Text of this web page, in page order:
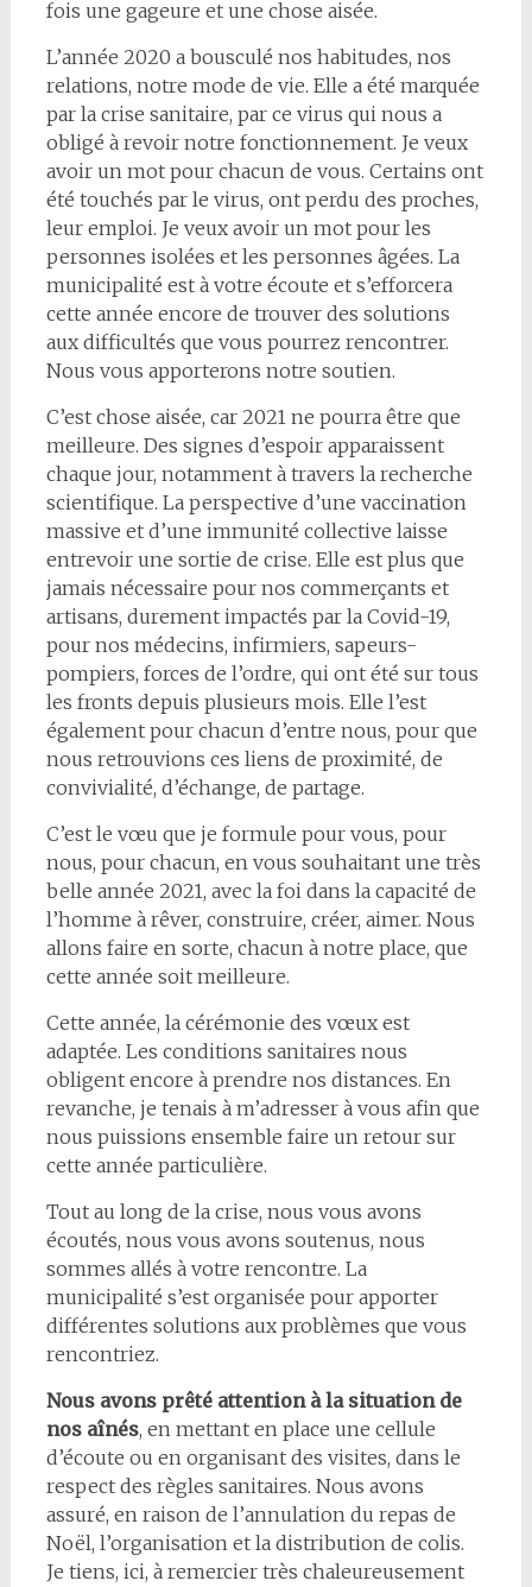
fois une gageure et une chose aisée.
L’année 2020 a bousculé nos habitudes, nos
relations, notre mode de vie. Elle a été marquée
par la crise sanitaire, par ce virus qui nous a
obligé à revoir notre fonctionnement. Je veux
avoir un mot pour chacun de vous. Certains ont
été touchés par le virus, ont perdu des proches,
leur emploi. Je veux avoir un mot pour les
personnes isolées et les personnes âgées. La
municipalité est à votre écoute et s’efforcera
cette année encore de trouver des solutions
aux difficultés que vous pourrez rencontrer.
Nous vous apporterons notre soutien.
C’est chose aisée, car 2021 ne pourra être que
meilleure. Des signes d’espoir apparaissent
chaque jour, notamment à travers la recherche
scientifique. La perspective d’une vaccination
massive et d’une immunité collective laisse
entrevoir une sortie de crise. Elle est plus que
jamais nécessaire pour nos commerçants et
artisans, durement impactés par la Covid-19,
pour nos médecins, infirmiers, sapeurs-
pompiers, forces de l’ordre, qui ont été sur tous
les fronts depuis plusieurs mois. Elle l’est
également pour chacun d’entre nous, pour que
nous retrouvions ces liens de proximité, de
convivialité, d’échange, de partage.
C’est le vœu que je formule pour vous, pour
nous, pour chacun, en vous souhaitant une très
belle année 2021, avec la foi dans la capacité de
l’homme à rêver, construire, créer, aimer. Nous
allons faire en sorte, chacun à notre place, que
cette année soit meilleure.
Cette année, la cérémonie des vœux est
adaptée. Les conditions sanitaires nous
obligent encore à prendre nos distances. En
revanche, je tenais à m’adresser à vous afin que
nous puissions ensemble faire un retour sur
cette année particulière.
Tout au long de la crise, nous vous avons
écoutés, nous vous avons soutenus, nous
sommes allés à votre rencontre. La
municipalité s’est organisée pour apporter
différentes solutions aux problèmes que vous
rencontriez.
Nous avons prêté attention à la situation de
nos aînés, en mettant en place une cellule
d’écoute ou en organisant des visites, dans le
respect des règles sanitaires. Nous avons
assuré, en raison de l’annulation du repas de
Noël, l’organisation et la distribution de colis.
Je tiens, ici, à remercier très chaleureusement